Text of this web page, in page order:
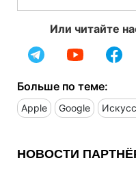
Или читайте
Больше по теме:
Apple Google